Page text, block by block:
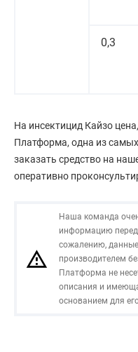
0,3
На инсектицид Кайзо
Платформа, одна из
заказать средство на
оперативно
Наша команда
информацию перед
сожалению,
производителем
Платформа не
описания и
основанием для